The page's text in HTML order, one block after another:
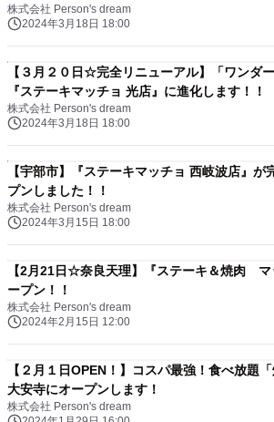
株式会社 Person's dream
2024年3月18日 18:00
【３月２０日☆完全リニューアル】「ワンダ
『ステーキマッチョ 光店』に進化します！！
株式会社 Person's dream
2024年3月18日 18:00
【宇部市】『ステーキマッチョ 西岐波店』が
プンしました！！
株式会社 Person's dream
2024年3月15日 18:00
【2月21日☆奈良天理】『ステーキ＆焼肉 マ
ープン！！
株式会社 Person's dream
2024年2月15日 12:00
【２月１日OPEN！】コスパ最強！食べ放題
大安寺にオープンします！
株式会社 Person's dream